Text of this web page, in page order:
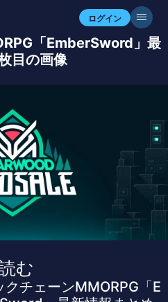
ログイン
「EmberSword」最
目の画像
む
クチェーンMMORPG「E